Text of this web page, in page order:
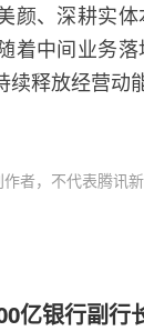
颜、深耕实
着中间业务
释放经营动能
者，不代表腾讯
亿银行副行